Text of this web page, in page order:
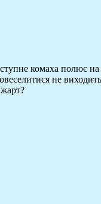
комаха полює
не